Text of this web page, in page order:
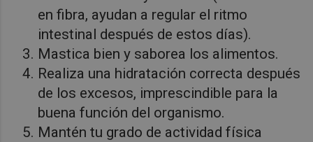
en fibra, ayudan a regular el ritmo
intestinal después de estos días).
Mastica bien y saborea los alimentos.
Realiza una hidratación correcta después
de los excesos, imprescindible para la
buena función del organismo.
Mantén tu grado de actividad física